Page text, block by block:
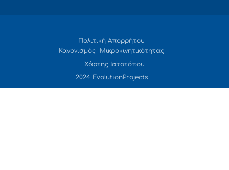
Πολιτική Απορρήτου
Κανονισμός Μικροκινητικότητας
Χάρτης Ιστοτόπου
2024 EvolutionProjects